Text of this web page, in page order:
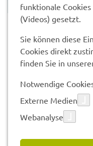
Vorle­sen
MA­TIO­NEN
funktionale
(Videos) gesetzt.
Sie können diese
Cookies direkt
finden Sie in
Notwendige
Externe Medien
Webanalyse